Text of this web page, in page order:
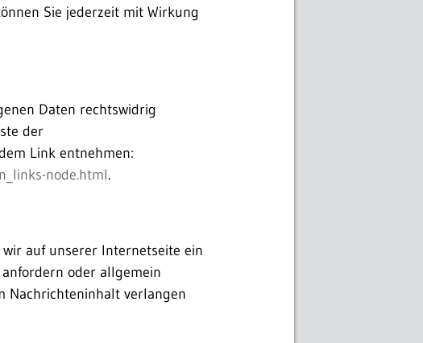
Sie jederzeit mit Wirkung
Daten rechtswidrig
der
Link entnehmen:
node.html.
auf unserer Internetseite ein
oder allgemein
Nachrichteninhalt verlangen